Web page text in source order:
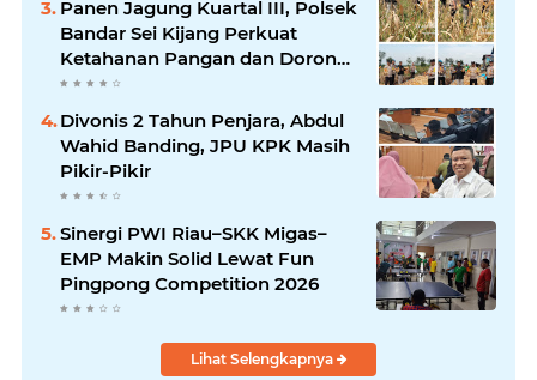
Panen Jagung Kuartal III, Polsek
Bandar Sei Kijang Perkuat
Ketahanan Pangan dan Dorong
Produktivitas Petani
Divonis 2 Tahun Penjara, Abdul
Wahid Banding, JPU KPK Masih
Pikir-Pikir
Sinergi PWI Riau–SKK Migas–
EMP Makin Solid Lewat Fun
Pingpong Competition 2026
Lihat Selengkapnya